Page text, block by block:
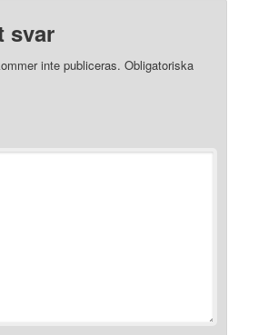
svar
inte publiceras. Obligatoriska